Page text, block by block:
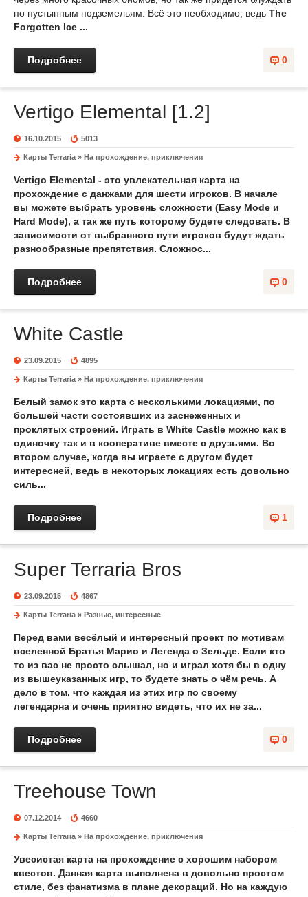
по пустынным подземельям. Всё это необходимо, ведь The
Forgotten Ice ...
0
Подробнее
Vertigo Elemental [1.2]
16.10.2015 5013
Карты Terraria » На прохождение, приключения
Vertigo Elemental - это увлекательная карта на
прохождение с данжами для шести игроков. В начале
вы можете выбрать уровень сложности (Easy Mode и
Hard Mode), а так же путь которому будете следовать. В
зависимости от выбранного пути игроков будут ждать
разнообразные препятствия. Сложнос...
0
Подробнее
White Castle
23.09.2015 4895
Карты Terraria » На прохождение, приключения
Белый замок это карта с несколькими локациями, по
большей части состоявших из заснеженных и
проклятых строений. Играть в White Castle можно как в
одиночку так и в кооперативе вместе с друзьями. Во
втором случае, когда вы играете с другом будет
интересней, ведь в некоторых локациях есть довольно
силь...
1
Подробнее
Super Terraria Bros
23.09.2015 4867
Карты Terraria » Разные, интересные
Перед вами весёлый и интересный проект по мотивам
вселенной Братья Марио и Легенда о Зельде. Если кто
то из вас не просто слышал, но и играл хотя бы в одну
из вышеуказанных игр, то будете знать о чём речь. А
дело в том, что каждая из этих игр по своему
легендарна и очень приятно видеть, что их не за...
0
Подробнее
Treehouse Town
07.12.2014 4660
Карты Terraria » На прохождение, приключения
Увесистая карта на прохождение с хорошим набором
квестов. Данная карта выполнена в довольно простом
стиле, без фанатизма в плане декораций. Но на каждую